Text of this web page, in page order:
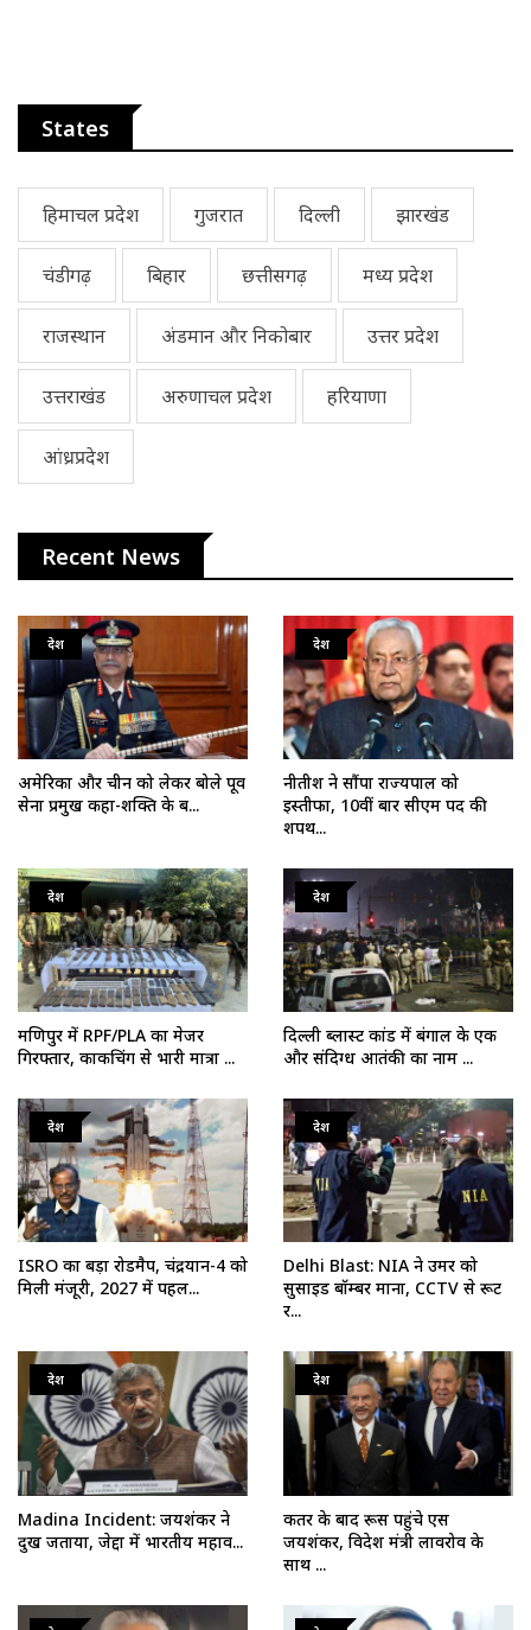
States
हिमाचल प्रदेश गुजरात दिल्ली झारखंड
चंडीगढ़ बिहार छत्तीसगढ़ मध्य प्रदेश
राजस्थान अंडमान और निकोबार उत्तर प्रदेश
उत्तराखंड अरुणाचल प्रदेश हरियाणा
आंध्रप्रदेश
Recent News
देश
अमेरिका और चीन को लेकर बोले पूर्व
सेना प्रमुख कहा-शक्ति के ब...
देश
नीतीश ने सौंपा राज्यपाल को
इस्तीफा, 10वीं बार सीएम पद की
शपथ...
देश
मणिपुर में RPF/PLA का मेजर
गिरफ्तार, काकचिंग से भारी मात्रा ...
देश
दिल्ली ब्लास्ट कांड में बंगाल के एक
और संदिग्ध आतंकी का नाम ...
देश
ISRO का बड़ा रोडमैप, चंद्रयान-4 को
मिली मंजूरी, 2027 में पहल...
देश
Delhi Blast: NIA ने उमर को
सुसाइड बॉम्बर माना, CCTV से रूट
र...
देश
Madina Incident: जयशंकर ने
दुख जताया, जेद्दा में भारतीय महाव...
देश
कतर के बाद रूस पहुंचे एस
जयशंकर, विदेश मंत्री लावरोव के
साथ ...